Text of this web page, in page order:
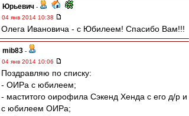
Юрьевич -
04 янв 2014 10:38
Олега Ивановича - с Юбилеем! Спасибо Вам!!!
mib83 -
04 янв 2014 10:06
Поздравляю по списку:
- ОИРа с юбилеем;
- маститого оирофила Сэкенд Хенда с его д/р и
с юбилеем ОИРа;